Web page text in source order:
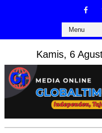
Kamis, 6